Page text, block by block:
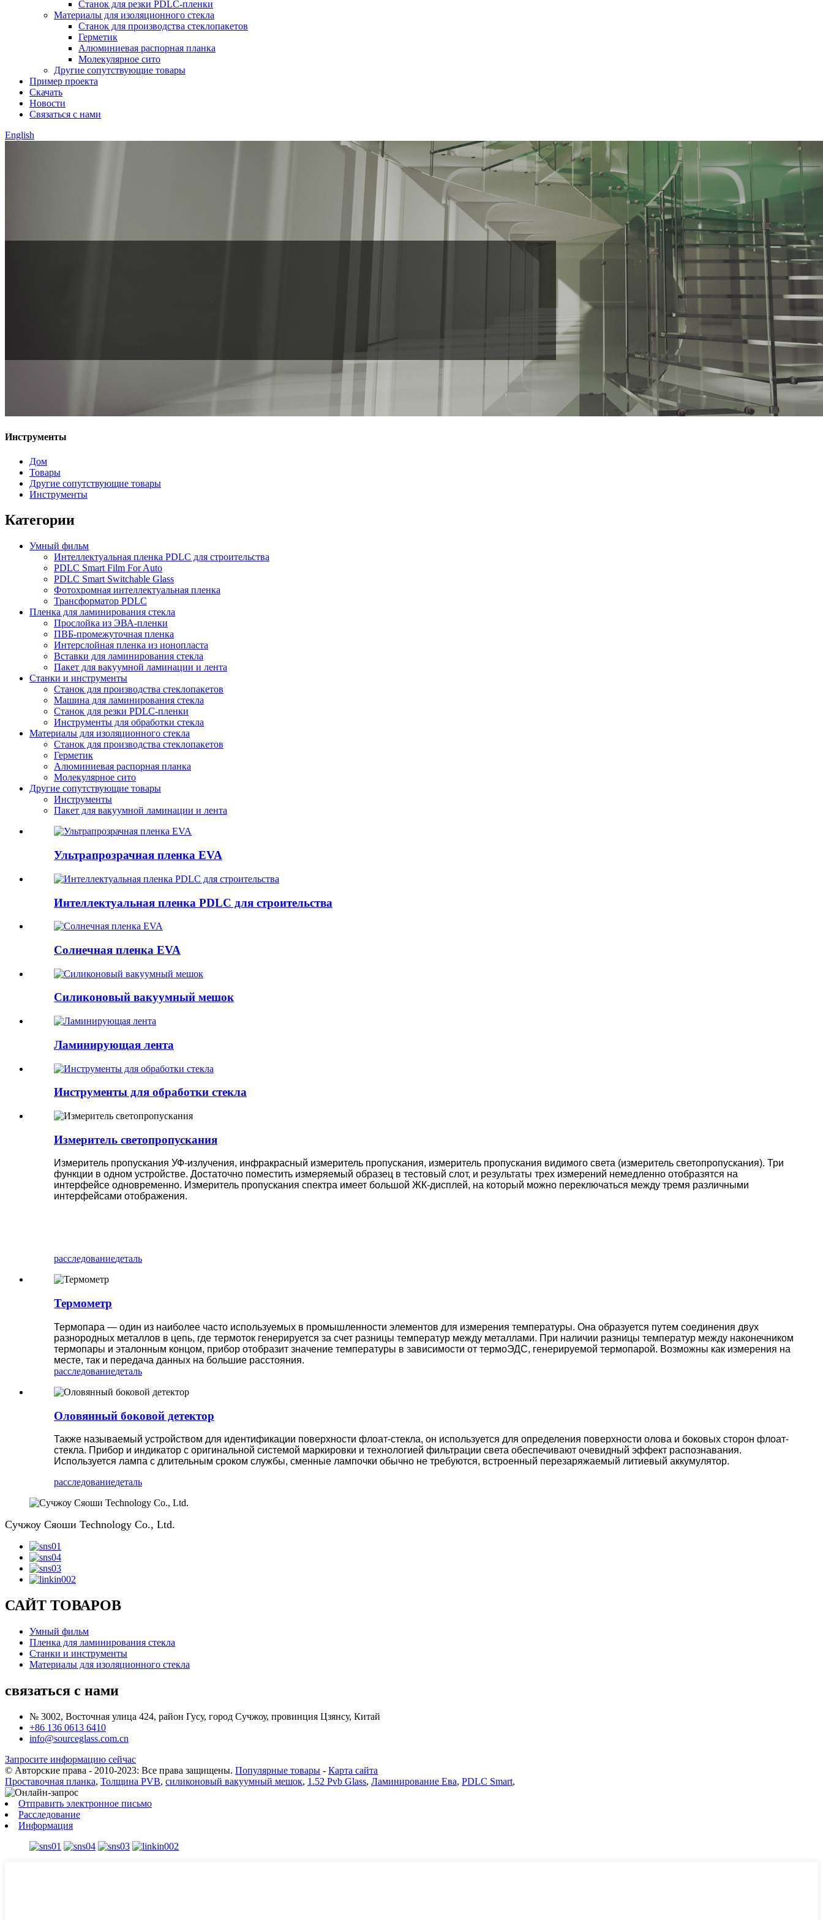
Станок для резки PDLC-пленки
Материалы для изоляционного стекла
Станок для производства стеклопакетов
Герметик
Алюминиевая распорная планка
Молекулярное сито
Другие сопутствующие товары
Пример проекта
Скачать
Новости
Связаться с нами
English
Инструменты
Дом
Товары
Другие сопутствующие товары
Инструменты
Категории
Умный фильм
Интеллектуальная пленка PDLC для строительства
PDLC Smart Film For Auto
PDLC Smart Switchable Glass
Фотохромная интеллектуальная пленка
Трансформатор PDLC
Пленка для ламинирования стекла
Прослойка из ЭВА-пленки
ПВБ-промежуточная пленка
Интерслойная пленка из ионопласта
Вставки для ламинирования стекла
Пакет для вакуумной ламинации и лента
Станки и инструменты
Станок для производства стеклопакетов
Машина для ламинирования стекла
Станок для резки PDLC-пленки
Инструменты для обработки стекла
Материалы для изоляционного стекла
Станок для производства стеклопакетов
Герметик
Алюминиевая распорная планка
Молекулярное сито
Другие сопутствующие товары
Инструменты
Пакет для вакуумной ламинации и лента
Ультрапрозрачная пленка EVA
Интеллектуальная пленка PDLC для строительства
Солнечная пленка EVA
Силиконовый вакуумный мешок
Ламинирующая лента
Инструменты для обработки стекла
Измеритель светопропускания
Измеритель пропускания УФ-излучения, инфракрасный измеритель пропускания, измеритель пропускания видимого света (измеритель светопропускания). Три
функции в одном устройстве. Достаточно поместить измеряемый образец в тестовый слот, и результаты трех измерений немедленно отобразятся на
интерфейсе одновременно. Измеритель пропускания спектра имеет большой ЖК-дисплей, на который можно переключаться между тремя различными
интерфейсами отображения.
расследованиедеталь
Термометр
Термопара — один из наиболее часто используемых в промышленности элементов для измерения температуры. Она образуется путем соединения двух
разнородных металлов в цепь, где термоток генерируется за счет разницы температур между металлами. При наличии разницы температур между наконечником
термопары и эталонным концом, прибор отобразит значение температуры в зависимости от термоЭДС, генерируемой термопарой. Возможны как измерения на
месте, так и передача данных на большие расстояния.
расследованиедеталь
Оловянный боковой детектор
Также называемый устройством для идентификации поверхности флоат-стекла, он используется для определения поверхности олова и боковых сторон флоат-
стекла. Прибор и индикатор с оригинальной системой маркировки и технологией фильтрации света обеспечивают очевидный эффект распознавания.
Используется лампа с длительным сроком службы, сменные лампочки обычно не требуются, встроенный перезаряжаемый литиевый аккумулятор.
расследованиедеталь
Сучжоу Сяоши Technology Co., Ltd.
САЙТ ТОВАРОВ
Умный фильм
Пленка для ламинирования стекла
Станки и инструменты
Материалы для изоляционного стекла
связаться с нами
№ 3002, Восточная улица 424, район Гусу, город Сучжоу, провинция Цзянсу, Китай
+86 136 0613 6410
info@sourceglass.com.cn
Запросите информацию сейчас
© Авторские права - 2010-2023: Все права защищены. Популярные товары - Карта сайта
Проставочная планка, Толщина PVB, силиконовый вакуумный мешок, 1.52 Pvb Glass, Ламинирование Ева, PDLC Smart,
Отправить электронное письмо
Расследование
Информация